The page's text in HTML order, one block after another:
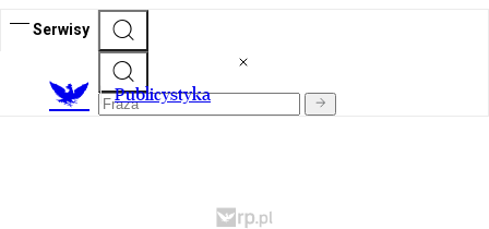
Serwisy
Publicystyka